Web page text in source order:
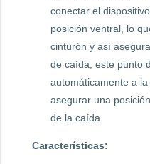
conectar el
posición ventral, lo
cinturón y así
de caída, este punto
automáticamente a
asegurar una
de la caída.
Características: